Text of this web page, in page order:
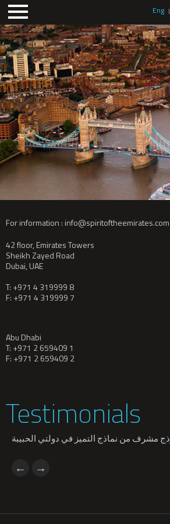
Eng |
For information : info@spiritoftheemirates.com
42 floor, Emirates Towers
Sheikh Zayed Road
Dubai, UAE
T: +971 4 319999 8
F: +971 4 319999 7
Abu Dhabi
T: +971 2 659409 1
F: +971 2 659409 2
Testimonials